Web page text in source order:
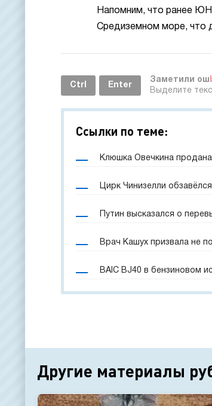
Напомним, что ранее
Средиземном море, что
Ctrl Enter
Заметили ош
Выделите
Ссылки по теме:
Клюшка Овечкина
Цирк Чинизелли
Путин высказался о
Врач Кашух призвала не
BAIC BJ40 в бензиновом
Другие материалы